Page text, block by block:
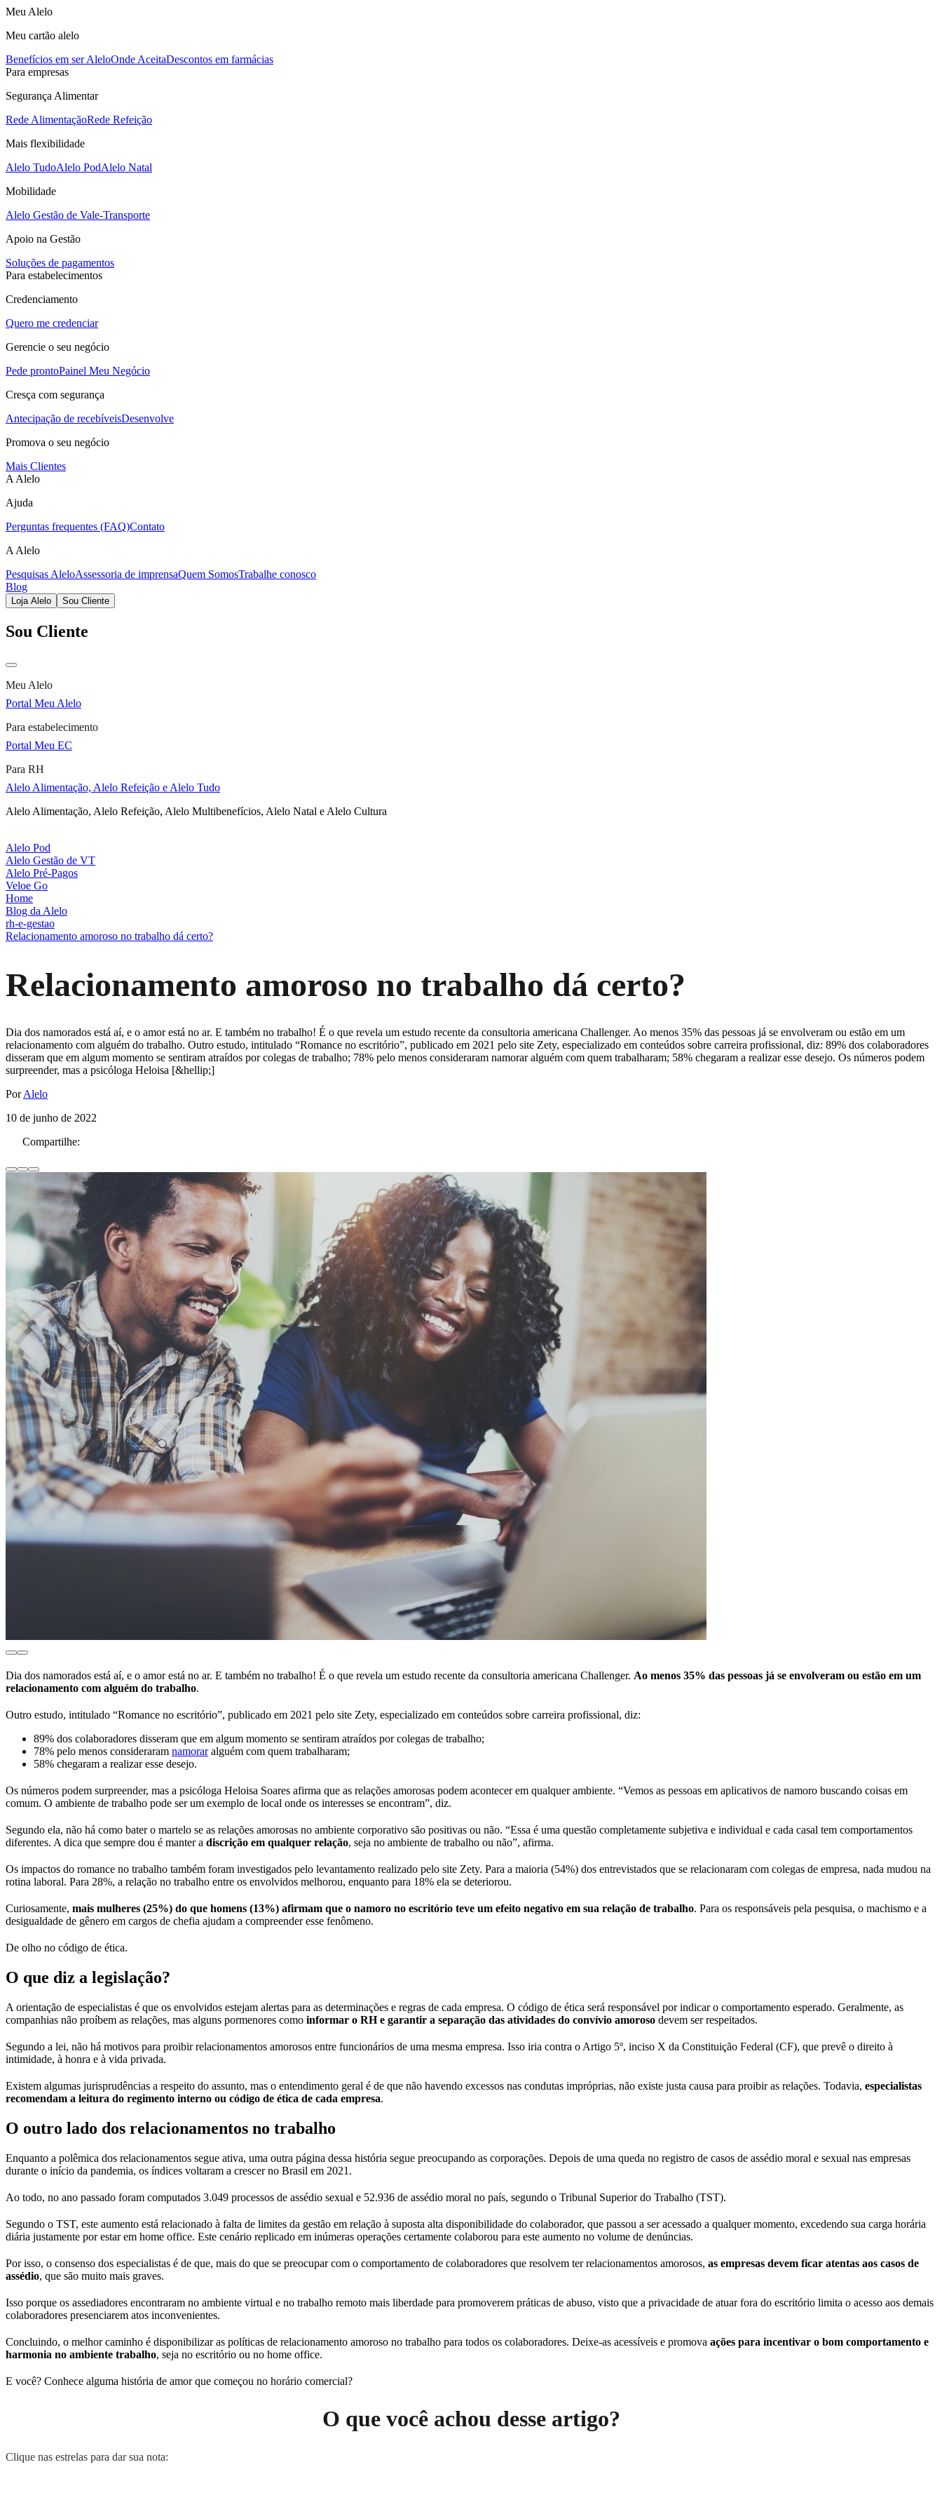
Meu Alelo
Meu cartão alelo
Benefícios em ser AleloOnde AceitaDescontos em farmácias
Para empresas
Segurança Alimentar
Rede AlimentaçãoRede Refeição
Mais flexibilidade
Alelo TudoAlelo PodAlelo Natal
Mobilidade
Alelo Gestão de Vale-Transporte
Apoio na Gestão
Soluções de pagamentos
Para estabelecimentos
Credenciamento
Quero me credenciar
Gerencie o seu negócio
Pede prontoPainel Meu Negócio
Cresça com segurança
Antecipação de recebíveisDesenvolve
Promova o seu negócio
Mais Clientes
A Alelo
Ajuda
Perguntas frequentes (FAQ)Contato
A Alelo
Pesquisas AleloAssessoria de imprensaQuem SomosTrabalhe conosco
Blog
Loja Alelo Sou Cliente
Sou Cliente
Meu Alelo
Portal Meu Alelo
Para estabelecimento
Portal Meu EC
Para RH
Alelo Alimentação, Alelo Refeição e Alelo Tudo
Alelo Alimentação, Alelo Refeição, Alelo Multibenefícios, Alelo Natal e Alelo Cultura
Alelo Pod
Alelo Gestão de VT
Alelo Pré-Pagos
Veloe Go
Home
Blog da Alelo
rh-e-gestao
Relacionamento amoroso no trabalho dá certo?
Relacionamento amoroso no trabalho dá certo?
Dia dos namorados está aí, e o amor está no ar. E também no trabalho! É o que revela um estudo recente da consultoria americana Challenger. Ao menos 35% das pessoas já se envolveram ou estão em um
relacionamento com alguém do trabalho. Outro estudo, intitulado “Romance no escritório”, publicado em 2021 pelo site Zety, especializado em conteúdos sobre carreira profissional, diz: 89% dos colaboradores
disseram que em algum momento se sentiram atraídos por colegas de trabalho; 78% pelo menos consideraram namorar alguém com quem trabalharam; 58% chegaram a realizar esse desejo. Os números podem
surpreender, mas a psicóloga Heloisa [&hellip;]
PorAlelo
10 de junho de 2022
Compartilhe:
Dia dos namorados está aí, e o amor está no ar. E também no trabalho! É o que revela um estudo recente da consultoria americana Challenger. Ao menos 35% das pessoas já se envolveram ou estão em um
relacionamento com alguém do trabalho.
Outro estudo, intitulado “Romance no escritório”, publicado em 2021 pelo site Zety, especializado em conteúdos sobre carreira profissional, diz:
89% dos colaboradores disseram que em algum momento se sentiram atraídos por colegas de trabalho;
78% pelo menos consideraram namoraralguém com quem trabalharam;
58% chegaram a realizar esse desejo.
Os números podem surpreender, mas a psicóloga Heloisa Soares afirma que as relações amorosas podem acontecer em qualquer ambiente. “Vemos as pessoas em aplicativos de namoro buscando coisas em
comum. O ambiente de trabalho pode ser um exemplo de local onde os interesses se encontram”, diz.
Segundo ela, não há como bater o martelo se as relações amorosas no ambiente corporativo são positivas ou não. “Essa é uma questão completamente subjetiva e individual e cada casal tem comportamentos
diferentes. A dica que sempre dou é manter a discrição em qualquer relação, seja no ambiente de trabalho ou não”, afirma.
Os impactos do romance no trabalho também foram investigados pelo levantamento realizado pelo site Zety. Para a maioria (54%) dos entrevistados que se relacionaram com colegas de empresa, nada mudou na
rotina laboral. Para 28%, a relação no trabalho entre os envolvidos melhorou, enquanto para 18% ela se deteriorou.
Curiosamente, mais mulheres (25%) do que homens (13%) afirmam que o namoro no escritório teve um efeito negativo em sua relação de trabalho. Para os responsáveis pela pesquisa, o machismo e a
desigualdade de gênero em cargos de chefia ajudam a compreender esse fenômeno.
De olho no código de ética.
O que diz a legislação?
A orientação de especialistas é que os envolvidos estejam alertas para as determinações e regras de cada empresa. O código de ética será responsável por indicar o comportamento esperado. Geralmente, as
companhias não proíbem as relações, mas alguns pormenores como informar o RH e garantir a separação das atividades do convívio amoroso devem ser respeitados.
Segundo a lei, não há motivos para proibir relacionamentos amorosos entre funcionários de uma mesma empresa. Isso iria contra o Artigo 5º, inciso X da Constituição Federal (CF), que prevê o direito à
intimidade, à honra e à vida privada.
Existem algumas jurisprudências a respeito do assunto, mas o entendimento geral é de que não havendo excessos nas condutas impróprias, não existe justa causa para proibir as relações. Todavia, especialistas
recomendam a leitura do regimento interno ou código de ética de cada empresa.
O outro lado dos relacionamentos no trabalho
Enquanto a polêmica dos relacionamentos segue ativa, uma outra página dessa história segue preocupando as corporações. Depois de uma queda no registro de casos de assédio moral e sexual nas empresas
durante o início da pandemia, os índices voltaram a crescer no Brasil em 2021.
Ao todo, no ano passado foram computados 3.049 processos de assédio sexual e 52.936 de assédio moral no país, segundo o Tribunal Superior do Trabalho (TST).
Segundo o TST, este aumento está relacionado à falta de limites da gestão em relação à suposta alta disponibilidade do colaborador, que passou a ser acessado a qualquer momento, excedendo sua carga horária
diária justamente por estar em home office. Este cenário replicado em inúmeras operações certamente colaborou para este aumento no volume de denúncias.
Por isso, o consenso dos especialistas é de que, mais do que se preocupar com o comportamento de colaboradores que resolvem ter relacionamentos amorosos, as empresas devem ficar atentas aos casos de
assédio, que são muito mais graves.
Isso porque os assediadores encontraram no ambiente virtual e no trabalho remoto mais liberdade para promoverem práticas de abuso, visto que a privacidade de atuar fora do escritório limita o acesso aos demais
colaboradores presenciarem atos inconvenientes.
Concluindo, o melhor caminho é disponibilizar as políticas de relacionamento amoroso no trabalho para todos os colaboradores. Deixe-as acessíveis e promova ações para incentivar o bom comportamento e
harmonia no ambiente trabalho, seja no escritório ou no home office.
E você? Conhece alguma história de amor que começou no horário comercial?
O que você achou desse artigo?
Clique nas estrelas para dar sua nota: